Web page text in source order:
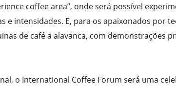
coffee area”, onde será possível
e intensidades. E, para os apaixonados por
de café a alavanca, com demonstrações
o International Coffee Forum será uma